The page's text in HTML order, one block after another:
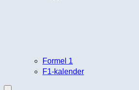
Formel 1
F1-kalender